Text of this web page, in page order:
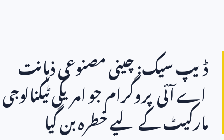
ڈیپ سیک: چینی مصنوعی ذہانت
اے آئی پروگرام جو امریکی ٹیکنالوجی
مارکیٹ کے لیے خطرہ بن گیا